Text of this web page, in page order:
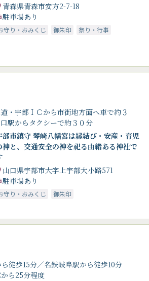
青森県青森市安方2-7-18
駐車場あり
守り・おみくじ 御朱印 祭り・行事
・宇部ＩＣから市街地方面へ車で約３
駅からタクシーで約３０分
部市鎮守 琴崎八幡宮は縁結び・安産・育児
神と、交通安全の神を祀る由緒ある神社で
山口県宇部市大字上宇部大小路571
駐車場あり
守り・おみくじ 御朱印
ら徒歩15分／名鉄岐阜駅から徒歩10分
ら25分程度